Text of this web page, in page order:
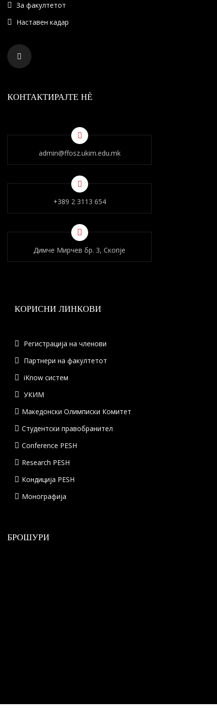
За факултетот
Наставен кадар
КОНТАКТИРАЈТЕ НÈ
admin@ffosz.ukim.edu.mk
+389 2 3113 654
Димче Мирчев бр. 3, Скопје
КОРИСНИ ЛИНКОВИ
Регистрација на членови
Партнери на факултетот
iKnow систем
УКИМ
Македонски Олимписки Комитет
Студентски правобранител
Conference PESH
Research PESH
Кондиција PESH
Монографија
БРОШУРИ